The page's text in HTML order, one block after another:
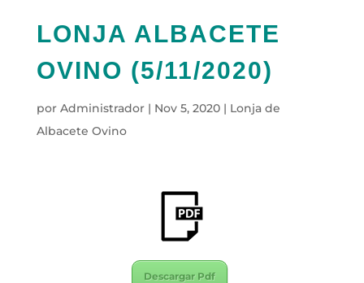
LONJA ALBACETE
OVINO (5/11/2020)
por Administrador| Nov 5, 2020| Lonja de
Albacete Ovino
Descargar Pdf